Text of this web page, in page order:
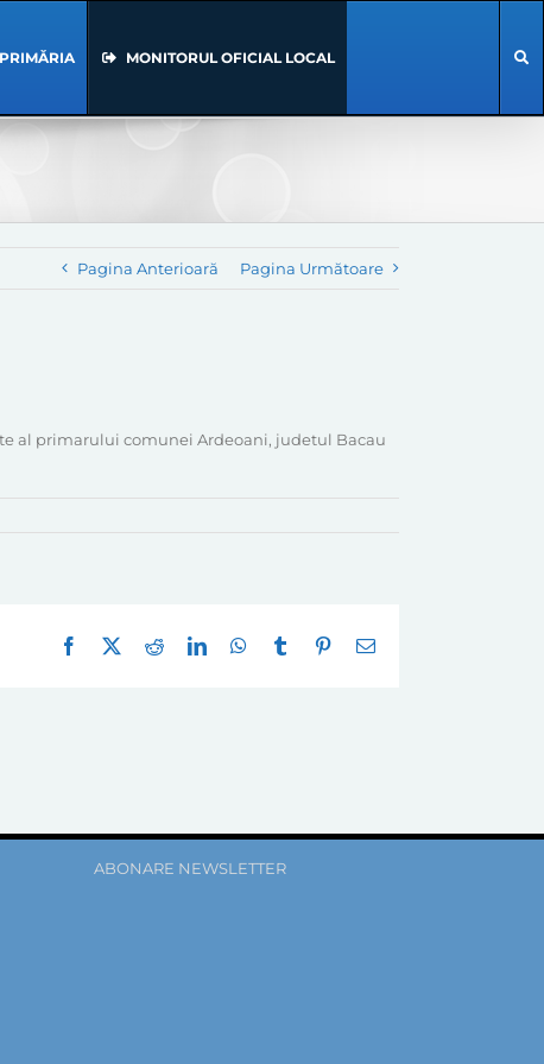
MONITORUL OFICIAL LOCAL
Pagina Anterioară Pagina Următoare
al primarului comunei Ardeoani, judetul Bacau
Facebook RedditLinkedInWhatsApp
Tumblr Pinterest
E-
ABONARE NEWSLETTER